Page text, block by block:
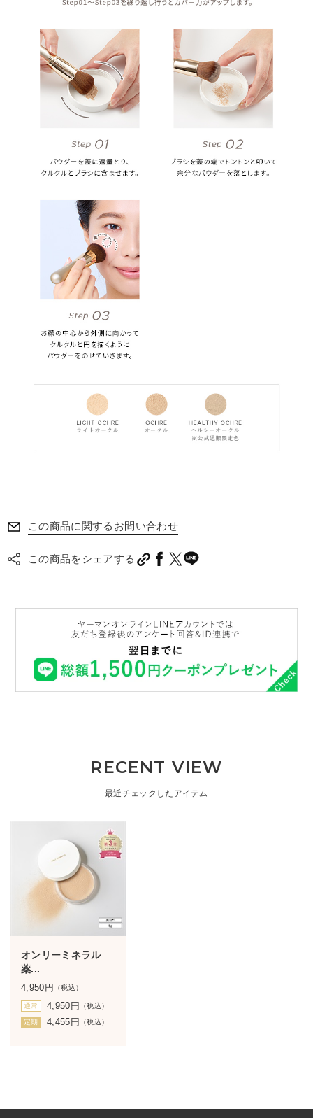
この商品に関するお問い合わせ
この商品をシェアする
RECENT VIEW
最近チェックしたアイテム
オンリーミネラル
薬...
4,950 円 （税込）
通常 4,950 円 （税込）
定期 4,455 円 （税込）